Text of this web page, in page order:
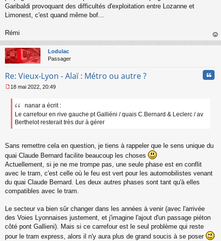
Garibaldi provoquant des difficultés d'exploitation entre Lozanne et
Limonest, c'est quand même bof...
Rémi
au
Lodulac
Passager
Re: Vieux-Lyon - Alaï : Métro ou autre ?
e
g
n
n
l
u
18 mai 2022, 20:49
nanar a écrit :
Le carrefour en rive gauche pt Galliéni / quais C.Bernard & Leclerc / av
Berthelot resterait très dur à gérer
Sans remettre cela en question, je tiens à rappeler que le sens unique du
quai Claude Bernard facilite beaucoup les choses
Actuellement, si je ne me trompe pas, une seule phase est en conflit
avec le tram, c'est celle où le feu est vert pour les automobilistes venant
du quai Claude Bernard. Les deux autres phases sont tant qu'à elles
compatibles avec le tram.
Le secteur va bien sûr changer dans les années à venir (avec l'arrivée
des Voies Lyonnaises justement, et j'imagine l'ajout d'un passage piéton
côté pont Gallieni). Mais si ce carrefour est le seul problème qui reste
pour le tram express, alors il n'y aura plus de grand soucis à se poser